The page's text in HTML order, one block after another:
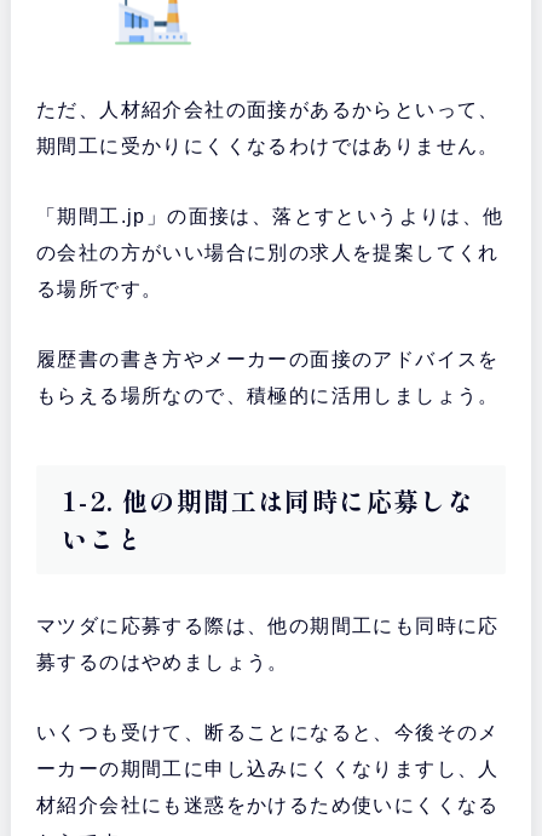
ただ、人材紹介会社の面接があるからといって、
期間工に受かりにくくなるわけではありません。
「期間工.jp」の面接は、落とすというよりは、他
の会社の方がいい場合に別の求人を提案してくれ
る場所です。
履歴書の書き方やメーカーの面接のアドバイスを
もらえる場所なので、積極的に活用しましょう。
1-2. 他の期間工は同時に応募しな
いこと
マツダに応募する際は、他の期間工にも同時に応
募するのはやめましょう。
いくつも受けて、断ることになると、今後そのメ
ーカーの期間工に申し込みにくくなりますし、人
材紹介会社にも迷惑をかけるため使いにくくなる